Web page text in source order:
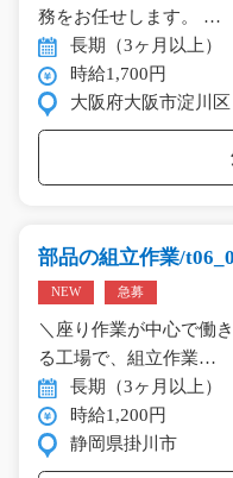
務をお任せします。 …
長期（3ヶ月以上）
時給1,700円
大阪府大阪市淀川区
部品の組立作業/
NEW 急募
＼座り作業が中心で働
る工場で、組立作業…
長期（3ヶ月以上）
時給1,200円
静岡県掛川市